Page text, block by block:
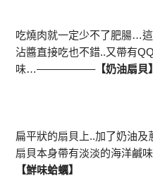
吃燒肉就一定少不了肥腸…
沾醬直接吃也不錯..又帶有
味…—————–【奶油扇貝】
扁平狀的扇貝上..加了奶油
扇貝本身帶有淡淡的海洋
【鮮味蛤蠣】